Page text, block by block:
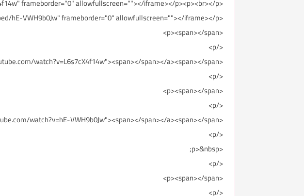
<p><iframe width="500" height="281" src="//www.youtube.com/embed/L6s7cX4f14w" frameborder="0" allowfullscreen=""></iframe></p><p><br></p>
<p><iframe width="500" height="281" src="//www.youtube.com/embed/hE-VWH9b0Jw" frameborder="0" allowfullscreen=""></iframe></p>
<p><span></span>
</p>
<p><a href="https://www.youtube.com/watch?v=L6s7cX4f14w"><span></span></a><span></span>
</p>
<p><span></span>
</p>
<p><a href="https://www.youtube.com/watch?v=hE-VWH9b0Jw"><span></span></a><span></span>
</p>
<p>&nbsp;
</p>
<p><span></span>
</p>